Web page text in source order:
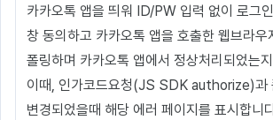
카카오톡 앱을 띄워 ID/PW 입력 없이 로그
창 동의하고 카카오톡 앱을 호출한 웹브라우
폴링하며 카카오톡 앱에서 정상처리되었는
이때, 인가코드요청(JS SDK authorize)과
변경되었을때 해당 에러 페이지를 표시합니